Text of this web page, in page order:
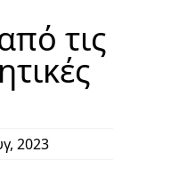
τις
2023